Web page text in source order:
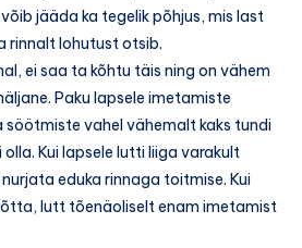
jääda ka tegelik põhjus, mis last
rinnalt lohutust otsib.
ei saa ta kõhtu täis ning on vähem
Paku lapsele imetamiste
söötmiste vahel vähemalt kaks tundi
Kui lapsele lutti liiga varakult
eduka rinnaga toitmise. Kui
lutt tõenäoliselt enam imetamist